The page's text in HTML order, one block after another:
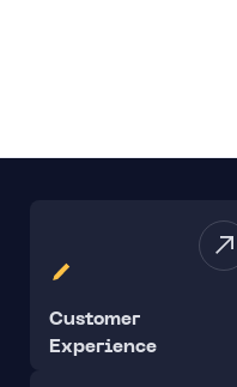
Customer
Experience